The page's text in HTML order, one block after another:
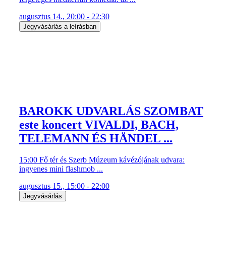
augusztus 14., 20:00 - 22:30
Jegyvásárlás a leírásban
BAROKK UDVARLÁS SZOMBAT
este koncert VIVALDI, BACH,
TELEMANN ÉS HÄNDEL ...
15:00 Fő tér és Szerb Múzeum kávézójának udvara:
ingyenes mini flashmob ...
augusztus 15., 15:00 - 22:00
Jegyvásárlás